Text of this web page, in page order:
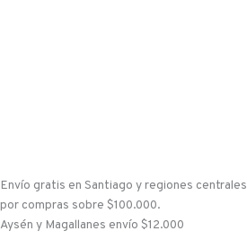
Envío gratis en Santiago y regiones centrales
por compras sobre $100.000.
Aysén y Magallanes envío $12.000